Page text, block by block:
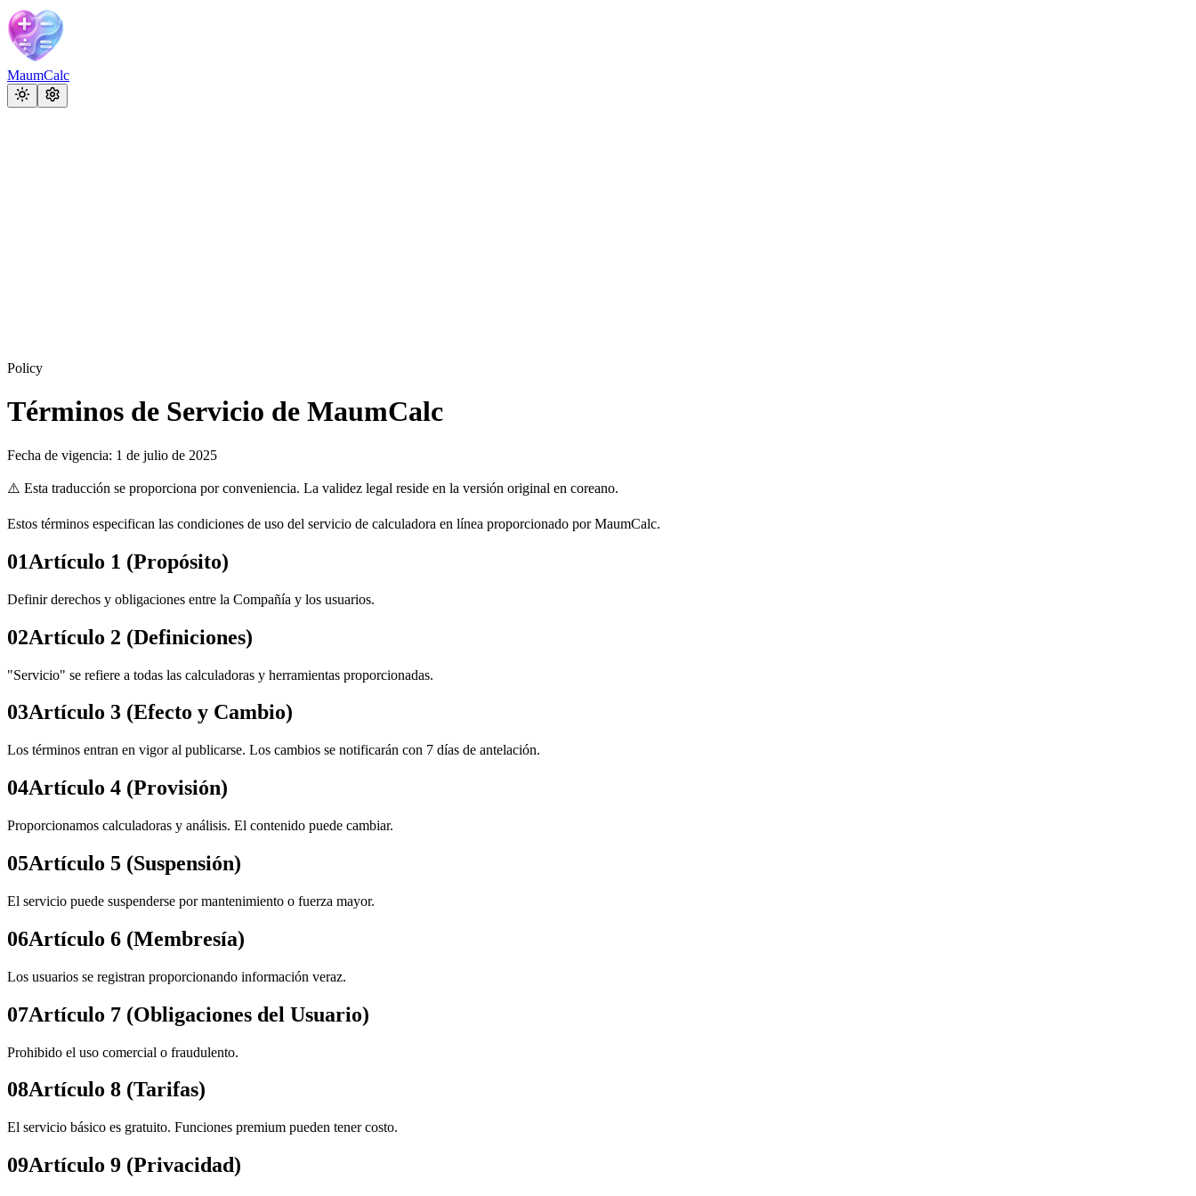
MaumCalc
Policy
Términos de Servicio de MaumCalc
Fecha de vigencia: 1 de julio de 2025
⚠️ Esta traducción se proporciona por conveniencia. La validez legal reside en la versión original en coreano.
Estos términos especifican las condiciones de uso del servicio de calculadora en línea proporcionado por MaumCalc.
01Artículo 1 (Propósito)
Definir derechos y obligaciones entre la Compañía y los usuarios.
02Artículo 2 (Definiciones)
"Servicio" se refiere a todas las calculadoras y herramientas proporcionadas.
03Artículo 3 (Efecto y Cambio)
Los términos entran en vigor al publicarse. Los cambios se notificarán con 7 días de antelación.
04Artículo 4 (Provisión)
Proporcionamos calculadoras y análisis. El contenido puede cambiar.
05Artículo 5 (Suspensión)
El servicio puede suspenderse por mantenimiento o fuerza mayor.
06Artículo 6 (Membresía)
Los usuarios se registran proporcionando información veraz.
07Artículo 7 (Obligaciones del Usuario)
Prohibido el uso comercial o fraudulento.
08Artículo 8 (Tarifas)
El servicio básico es gratuito. Funciones premium pueden tener costo.
09Artículo 9 (Privacidad)